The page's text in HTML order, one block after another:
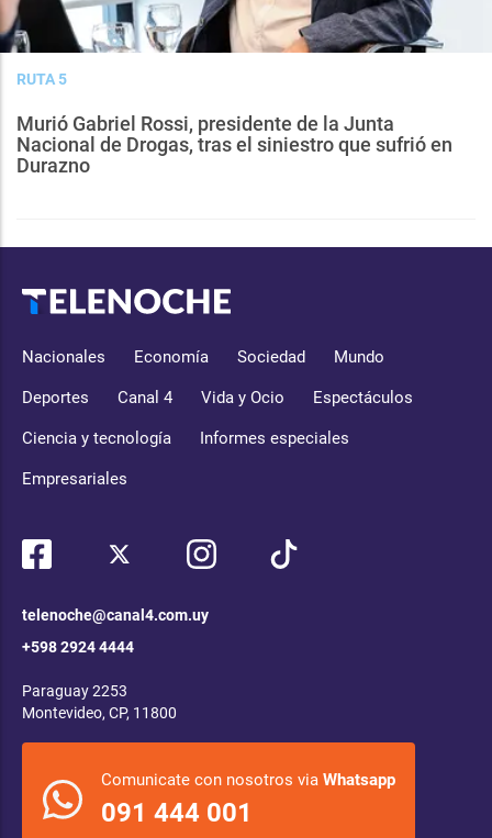
RUTA 5
Murió Gabriel Rossi, presidente de la Junta
Nacional de Drogas, tras el siniestro que sufrió en
Durazno
Nacionales Economía Sociedad Mundo
Deportes Canal 4 Vida y Ocio Espectáculos
Ciencia y tecnología Informes especiales
Empresariales
telenoche@canal4.com.uy
+598 2924 4444
Paraguay 2253
Montevideo, CP, 11800
Comunicate con nosotros via Whatsapp
091 444 001